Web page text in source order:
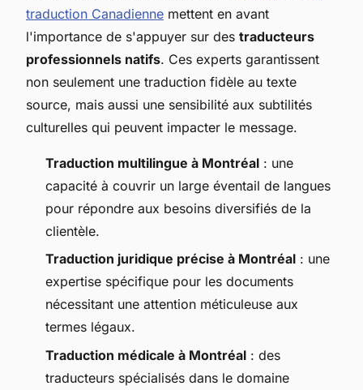
traduction Canadienne mettent en avant
l'importance de s'appuyer sur des traducteurs
professionnels natifs. Ces experts garantissent
non seulement une traduction fidèle au texte
source, mais aussi une sensibilité aux subtilités
culturelles qui peuvent impacter le message.
Traduction multilingue à Montréal : une
capacité à couvrir un large éventail de langues
pour répondre aux besoins diversifiés de la
clientèle.
Traduction juridique précise à Montréal : une
expertise spécifique pour les documents
nécessitant une attention méticuleuse aux
termes légaux.
Traduction médicale à Montréal : des
traducteurs spécialisés dans le domaine